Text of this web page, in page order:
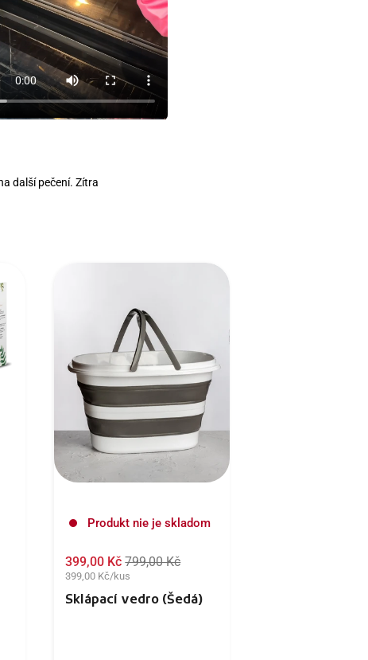
další pečení. Zítra
Produkt nie je skladom
399,00 Kč799,00 Kč
399,00 Kč/kus
Sklápací vedro (Šedá)